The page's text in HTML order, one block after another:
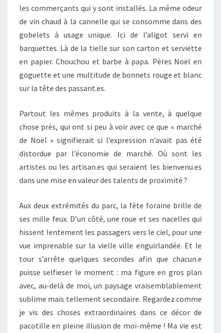
les commerçants qui y sont installés. La même odeur
de vin chaud à la cannelle qui se consomme dans des
gobelets à usage unique. Ici de l’aligot servi en
barquettes. Là de la tielle sur son carton et serviette
en papier. Chouchou et barbe à papa. Pères Noël en
goguette et une multitude de bonnets rouge et blanc
sur la tête des passant.es.
Partout les mêmes produits à la vente, à quelque
chose près, qui ont si peu à voir avec ce que « marché
de Noël » signifierait si l’expression n’avait pas été
distordue par l’économie de marché. Où sont les
artistes ou les artisan.es qui seraient les bienvenu.es
dans une mise en valeur des talents de proximité ?
Aux deux extrémités du parc, la fête foraine brille de
ses mille feux. D’un côté, une roue et ses nacelles qui
hissent lentement les passagers vers le ciel, pour une
vue imprenable sur la vielle ville enguirlandée. Et le
tour s’arrête quelques secondes afin que chacun.e
puisse selfieser le moment : ma figure en gros plan
avec, au-delà de moi, un paysage vraisemblablement
sublime mais tellement secondaire. Regardez comme
je vis des choses extraordinaires dans ce décor de
pacotille en pleine illusion de moi-même ! Ma vie est